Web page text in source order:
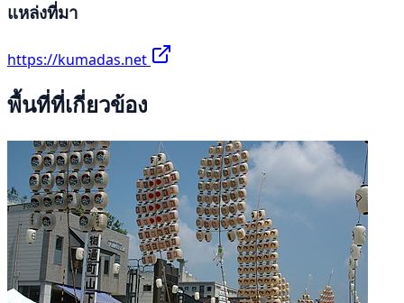
แหล่งที่มา
https://kumadas.net
พื้นที่ที่เกี่ยวข้อง